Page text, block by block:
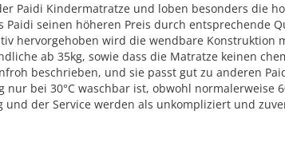
Paidi Kindermatratze und loben besonders die
seinen höheren Preis durch entsprechende
hervorgehoben wird die wendbare Konstruktion
ab 35kg, sowie dass die Matratze keinen
beschrieben, und sie passt gut zu anderen
bei 30°C waschbar ist, obwohl normalerweise
der Service werden als unkompliziert und